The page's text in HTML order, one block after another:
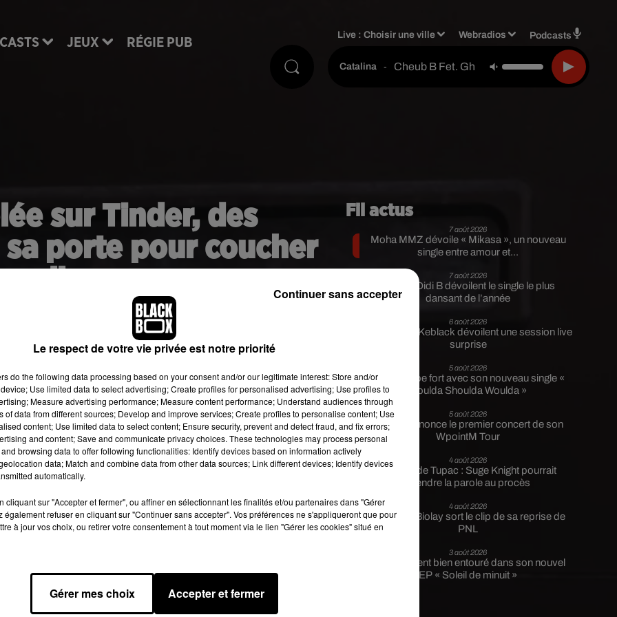
JEUX RÉGIE PUB
Live :Choisir une ville Webradios Podcasts
Catalina - Cheub B Fet. Ghost Killer Track & Sdm
sur Tinder, des
porte pour coucher
d'Anvers en Belgique, vit actuellement un
sur Tinder, elle reçoit la visite d'inconnus à son
par Pexels de Pixabay
?".Si cette phrase paraît anodine, elle est pourtant synonyme
dans la province d’Anvers depuis plusieurs semaines,
d’un vol d’identité sur l’applicationTinder, la jeune femme subit
dans le but d’avoir des relations sexuelles
partie de jambes en l’air,ces prétendants sont surpris, ou
Ça devait être important, car qui appellerait si tard ?"
bout du fil,
ce n'était qu'un homme prétendant avoir discuté
Fil actus
7 août 2026
Moha MMZ dévoile « Mikasa », un nouveau
single entre amour et...
7 août 2026
Tayc et Didi B dévoilent le single le plus
dansant de l’année
6 août 2026
Franglish et Keblack dévoilent une session live
surprise
5 août 2026
Russ frappe fort avec son nouveau single «
Coulda Shoulda Woulda »
5 août 2026
Tiakola annonce le premier concert de son
WpointM Tour
4 août 2026
Meurtre de Tupac : Suge Knight pourrait
prendre la parole au procès
4 août 2026
Benjamin Biolay sort le clip de sa reprise de
PNL
3 août 2026
Rim’K revient bien entouré dans son nouvel
EP « Soleil de minuit »
Le respect de votre vie privée est notre priorité
do the following data processing based on your consent and/or our legitimate interest: Store and/or
Use limited data to select advertising; Create profiles for personalised advertising; Use profiles to
Measure advertising performance; Measure content performance; Understand audiences through
of data from different sources; Develop and improve services; Create profiles to personalise content; Use
content; Use limited data to select content; Ensure security, prevent and detect fraud, and fix errors;
and content; Save and communicate privacy choices. These technologies may process personal
browsing data to offer following functionalities: Identify devices based on information actively
data; Match and combine data from other data sources; Link different devices; Identify devices
automatically.
cliquant sur "Accepter et fermer", ou affiner en sélectionnant les finalités et/ou partenaires dans "Gérer
également refuser en cliquant sur "Continuer sans accepter". Vos préférences ne s'appliqueront que pour
à jour vos choix, ou retirer votre consentement à tout moment via le lien "Gérer les cookies" situé en
Gérer mes choix Accepter et fermer
Continuer sans accepter